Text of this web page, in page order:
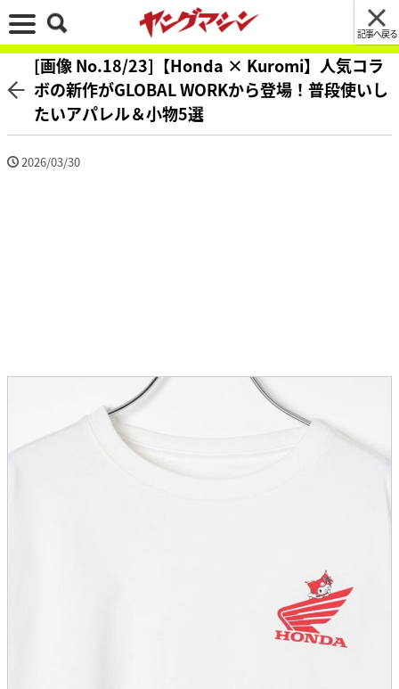
記事へ戻る
[画像 No.18/23]【Honda × Kuromi】人気コラ
ボの新作がGLOBAL WORKから登場！普段使いし
たいアパレル＆小物5選
2026/03/30